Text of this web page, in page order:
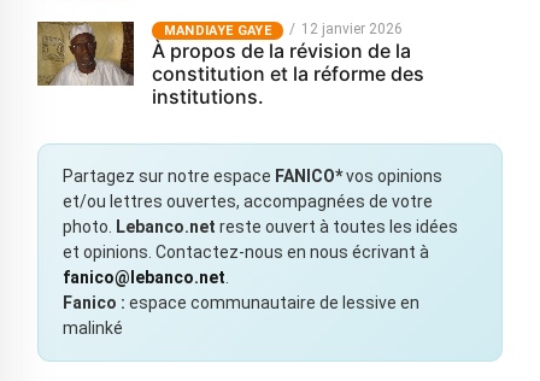
MANDIAYE GAYE 12 janvier 2026
À propos de la révision de la
constitution et la réforme des
institutions.
Partagez sur notre espace FANICO*vos opinions
et/ou lettres ouvertes, accompagnées de votre
photo.
Lebanco.net reste ouvert à toutes les idées
et opinions. Contactez-nous en nous écrivant à
fanico@lebanco.net
Fanico : espace communautaire de lessive en
malinké